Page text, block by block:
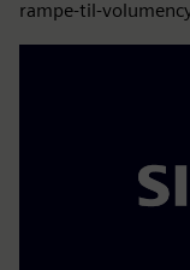
rampe-til-